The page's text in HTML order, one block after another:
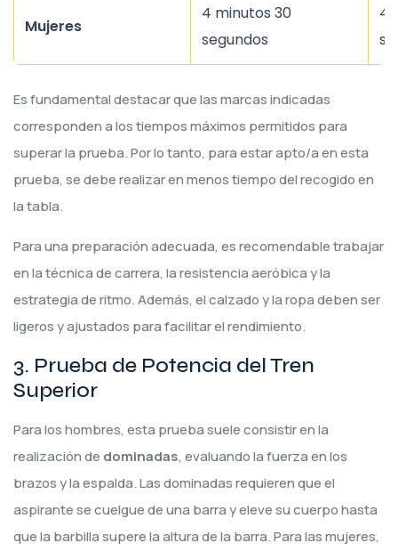
Mujeres
4 minutos 30
segundos
4
Es fundamental destacar que las marcas indicadas
corresponden a los tiempos máximos permitidos para
superar la prueba. Por lo tanto, para estar apto/a en esta
prueba, se debe realizar en menos tiempo del recogido en
la tabla.
Para una preparación adecuada, es recomendable trabajar
en la técnica de carrera, la resistencia aeróbica y la
estrategia de ritmo. Además, el calzado y la ropa deben ser
ligeros y ajustados para facilitar el rendimiento.
3. Prueba de Potencia del Tren
Superior
Para los hombres, esta prueba suele consistir en la
realización de dominadas, evaluando la fuerza en los
brazos y la espalda. Las dominadas requieren que el
aspirante se cuelgue de una barra y eleve su cuerpo hasta
que la barbilla supere la altura de la barra. Para las mujeres,